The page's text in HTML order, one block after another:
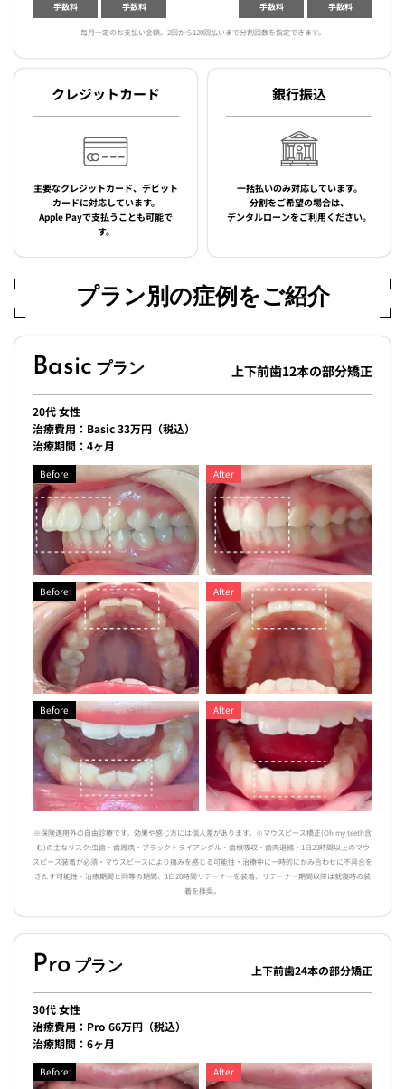
手数料 手数料 手数料 手数料
毎月一定のお支払い金額。2回から120回払いまで分割回数を指定できます。
クレジットカード
主要なクレジットカード、デビット
カードに対応しています。
Apple Payで支払うことも可能で
す。
銀行振込
一括払いのみ対応しています。
分割をご希望の場合は、
デンタルローンをご利用ください。
プラン別の症例をご紹介
Basic プラン 上下前歯12本の部分矯正
20代 女性
治療費用：Basic 33万円（税込）
治療期間：4ヶ月
Before After
Before After
Before After
※保険適用外の自由診療です。効果や感じ方には個人差があります。※マウスピース橋正(Oh my teeth含
む)の主なリスク:虫歯・歯周病・ブラックトライアングル・歯根吸収・歯肉退縮・1日20時間以上のマウ
スピース装着が必須・マウスピースにより痛みを感じる可能性・治療中に一時的にかみ合わせに不具合を
きたす可能性・治療期間と同等の期間、1日20時間リテーナーを装着、リテーナー期間以降は就寝時の装
着を推奨。
Pro プラン 上下前歯24本の部分矯正
30代 女性
治療費用：Pro 66万円（税込）
治療期間：6ヶ月
Before After